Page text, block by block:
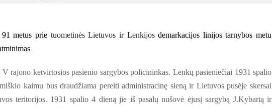
91 metus prie tuometinės Lietuvos ir Lenkijosdemarkacijos linijos tarnybos metu
rajono ketvirtosios pasienio sargybos policininkas. Lenkų pasieniečiai 1931 spalio
kaimu bus draudžiama pereiti administracinę sieną ir Lietuvos pusėje skersai
teritorijos. 1931 spalio 4 dieną jie iš pasalų nušovė ėjusį sargybą J.Kybartą ir